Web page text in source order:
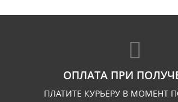
ОПЛАТА ПРИ
ПЛАТИТЕ КУРЬЕРУ В МОМЕНТ